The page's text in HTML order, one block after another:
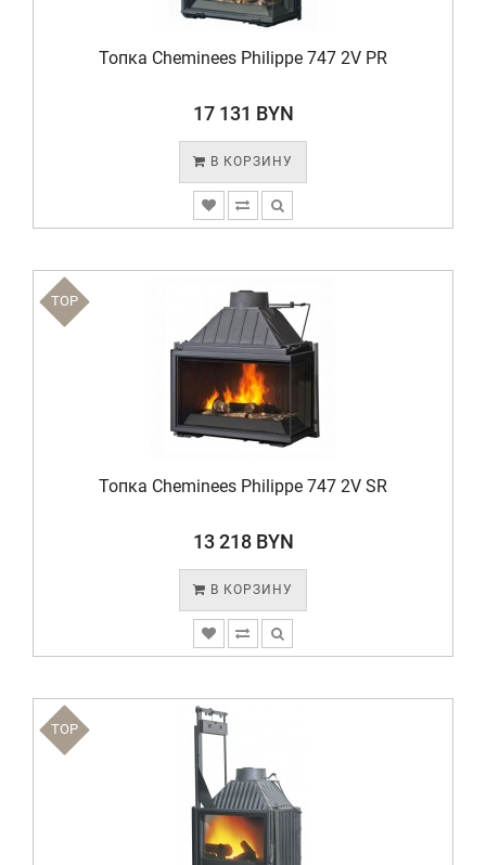
Топка Cheminees Philippe 747 2V PR
17 131 BYN
В КОРЗИНУ
TOP
Топка Cheminees Philippe 747 2V SR
13 218 BYN
В КОРЗИНУ
TOP